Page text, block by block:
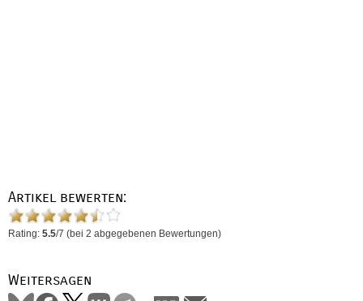
Artikel bewerten:
Rating: 5.5/7 (bei 2 abgegebenen Bewertungen)
Weitersagen